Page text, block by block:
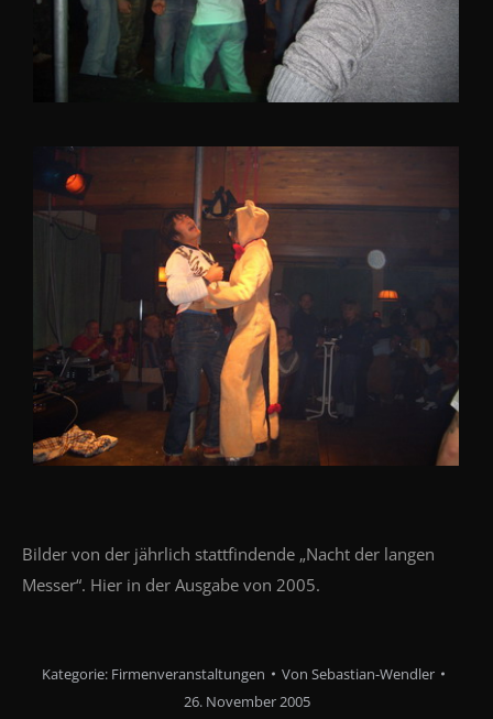
Bilder von der jährlich stattfindende „Nacht der langen
Messer“. Hier in der Ausgabe von 2005.
Kategorie: Firmenveranstaltungen Von Sebastian-Wendler
26. November 2005